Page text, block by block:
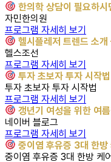
한의학 상담이 필요하시
자민한의원
프로그램 자세히 보기
헬시플레저 트렌드 소개
헬스조선
프로그램 자세히 보기
투자 초보자 투자 시작법
투자 초보자 투자 시작법
프로그램 자세히 보기
갱년기 여성을 위한 여
네이버 블로그
프로그램 자세히 보기
중이염 후유증 3대 한방
중이염 후유증 3대 한방 케어